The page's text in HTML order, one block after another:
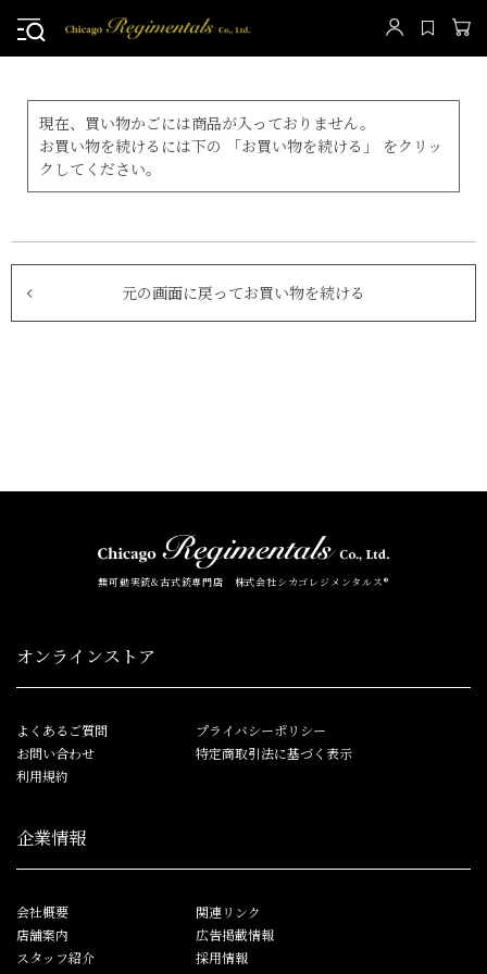
現在、買い物かごには商品が入っておりません。
お買い物を続けるには下の 「お買い物を続ける」 をクリッ
クしてください。
元の画面に戻ってお買い物を続ける
無可動実銃&古式銃専門店 株式会社シカゴレジメンタルス®
オンラインストア
よくあるご質問
お問い合わせ
利用規約
プライバシーポリシー
特定商取引法に基づく表示
企業情報
会社概要
店舗案内
スタッフ紹介
関連リンク
広告掲載情報
採用情報